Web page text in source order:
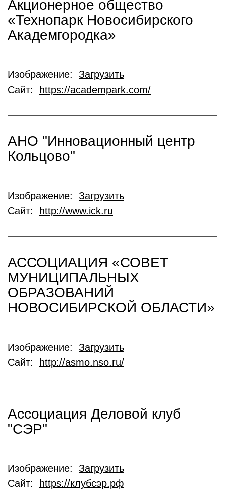
Акционерное общество
«Технопарк Новосибирского
Академгородка»
Изображение: Загрузить
Сайт:
https://academpark.com/
АНО "Инновационный центр
Кольцово"
Изображение: Загрузить
Сайт:
http://www.ick.ru
АССОЦИАЦИЯ «СОВЕТ
МУНИЦИПАЛЬНЫХ
ОБРАЗОВАНИЙ
НОВОСИБИРСКОЙ ОБЛАСТИ»
Изображение: Загрузить
Сайт:
http://asmo.nso.ru/
Ассоциация Деловой клуб
"СЭР"
Изображение: Загрузить
Сайт:
https://клубсэр.рф